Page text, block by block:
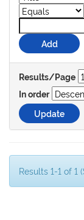
Results/Page
In order
Results 1-1 of 1